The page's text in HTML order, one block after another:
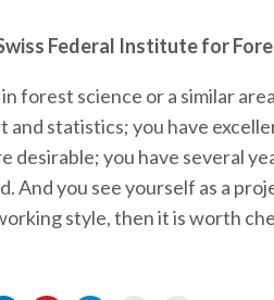
Federal Institute for
in forest science or a similar
and statistics; you have
desirable; you have several
And you see yourself as a
style, then it is worth